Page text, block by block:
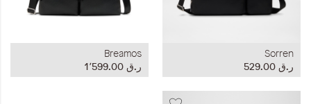
Sorren
ر.ق‏ 529.00
Breamos
ر.ق‏ 1٬599.00